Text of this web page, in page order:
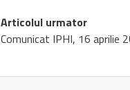
Articolul urmator
Comunicat IPHI, 16 aprilie